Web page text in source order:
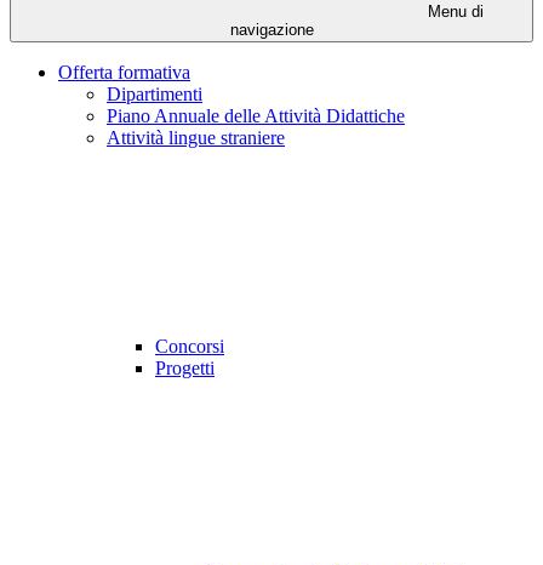
Menu di
navigazione
Offerta formativa
Dipartimenti
Piano Annuale delle Attività Didattiche
Attività lingue straniere
Concorsi
Progetti